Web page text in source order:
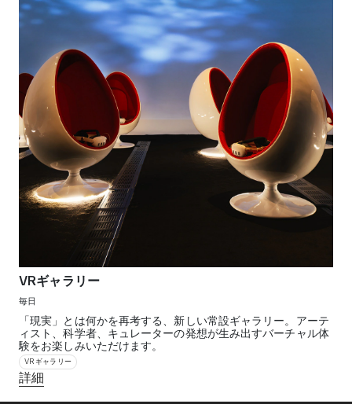
VRギャラリー
毎日
「現実」とは何かを再考する、新しい常設ギャラリー。アーテ
ィスト、科学者、キュレーターの発想が生み出すバーチャル体
験をお楽しみいただけます。
VRギャラリー
詳細